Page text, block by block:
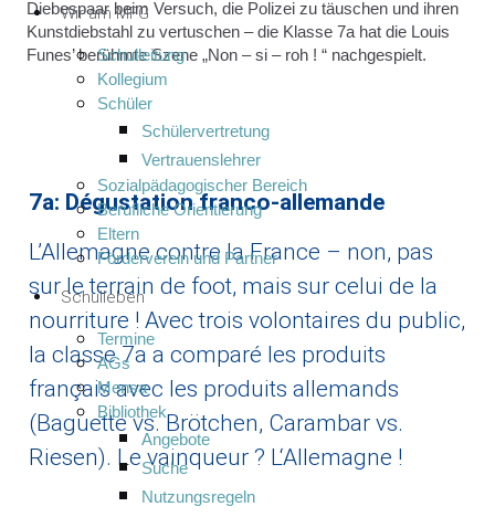
Wir am MFG
Schulleitung
Kollegium
Schüler
Schülervertretung
Vertrauenslehrer
Sozialpädagogischer Bereich
Berufliche Orientierung
Eltern
Förderverein und Partner
Schulleben
Termine
AGs
Mensa
Bibliothek
Angebote
Suche
Nutzungsregeln
Diebespaar beim Versuch, die Polizei zu täuschen und ihren
Kunstdiebstahl zu vertuschen – die Klasse 7a hat die Louis
Funes’ berühmte Szene „Non – si – roh ! “ nachgespielt.
7a: Dégustation franco-allemande
L’Allemagne contre la France – non, pas
sur le terrain de foot, mais sur celui de la
nourriture ! Avec trois volontaires du public,
la classe 7a a comparé les produits
français avec les produits allemands
(Baguette vs. Brötchen, Carambar vs.
Riesen). Le vainqueur ? L‘Allemagne !